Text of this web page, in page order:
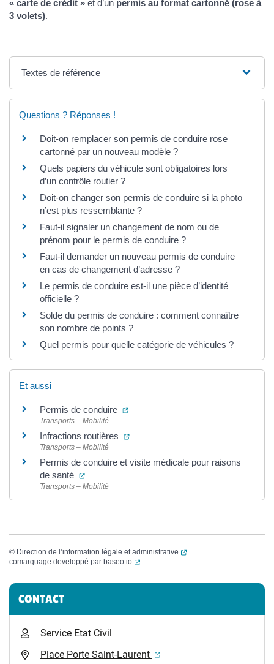
« carte de crédit » et d’un permis au format cartonné (rose à
3 volets).
Textes de référence
Questions ? Réponses !
Doit-on remplacer son permis de conduire rose
cartonné par un nouveau modèle ?
Quels papiers du véhicule sont obligatoires lors
d’un contrôle routier ?
Doit-on changer son permis de conduire si la photo
n’est plus ressemblante ?
Faut-il signaler un changement de nom ou de
prénom pour le permis de conduire ?
Faut-il demander un nouveau permis de conduire
en cas de changement d’adresse ?
Le permis de conduire est-il une pièce d’identité
officielle ?
Solde du permis de conduire : comment connaître
son nombre de points ?
Quel permis pour quelle catégorie de véhicules ?
Et aussi
Permis de conduire (ouverture dans un nouvel onglet)
Transports – Mobilité
Infractions routières (ouverture dans un nouvel onglet)
Transports – Mobilité
Permis de conduire et visite médicale pour raisons
de santé
(ouverture dans un nouvel onglet)
Transports – Mobilité
© Direction de l’information légale et administrative
(ouverture dans un
comarquage developpé par baseo.io (ouverture dans un nouvel onglet)
Informations complémentaires
CONTACT
Service Etat Civil
Place Porte Saint-Laurent
(ouverture dans un